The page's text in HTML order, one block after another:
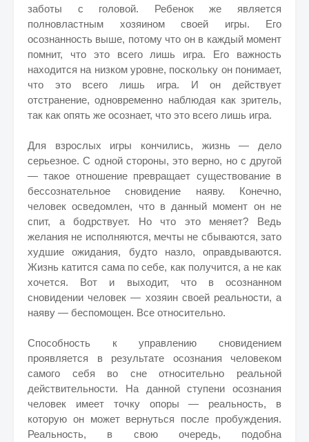
заботы с головой. Ребенок же является
полновластным хозяином своей игры. Его
осознанность выше, потому что он в каждый момент
помнит, что это всего лишь игра. Его важность
находится на низком уровне, поскольку он понимает,
что это всего лишь игра. И он действует
отстранение, одновременно наблюдая как зритель,
так как опять же осознает, что это всего лишь игра.
Для взрослых игры кончились, жизнь — дело
серьезное. С одной стороны, это верно, но с другой
— такое отношение превращает существование в
бессознательное сновидение наяву. Конечно,
человек осведомлен, что в данный момент он не
спит, а бодрствует. Но что это меняет? Ведь
желания не исполняются, мечты не сбываются, зато
худшие ожидания, будто назло, оправдываются.
Жизнь катится сама по себе, как получится, а не как
хочется. Вот и выходит, что в осознанном
сновидении человек — хозяин своей реальности, а
наяву — беспомощен. Все относительно.
Способность к управлению сновидением
проявляется в результате осознания человеком
самого себя во сне относительно реальной
действительности. На данной ступени осознания
человек имеет точку опоры — реальность, в
которую он может вернуться после пробуждения.
Реальность, в свою очередь, подобна